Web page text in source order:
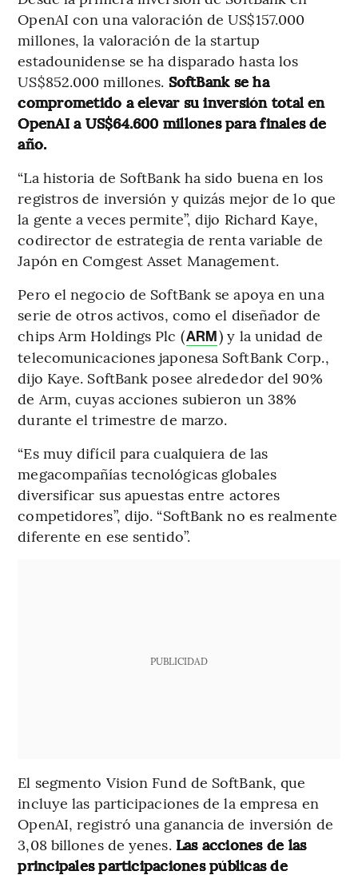
OpenAI con una valoración de US$157.000
millones, la valoración de la startup
estadounidense se ha disparado hasta los
US$852.000 millones. SoftBank se ha
comprometido a elevar su inversión total en
OpenAI a US$64.600 millones para finales de
año.
“La historia de SoftBank ha sido buena en los
registros de inversión y quizás mejor de lo que
la gente a veces permite”, dijo Richard Kaye,
codirector de estrategia de renta variable de
Japón en Comgest Asset Management.
Pero el negocio de SoftBank se apoya en una
serie de otros activos, como el diseñador de
chips Arm Holdings Plc (ARM) y la unidad de
telecomunicaciones japonesa SoftBank Corp.,
dijo Kaye. SoftBank posee alrededor del 90%
de Arm, cuyas acciones subieron un 38%
durante el trimestre de marzo.
“Es muy difícil para cualquiera de las
megacompañías tecnológicas globales
diversificar sus apuestas entre actores
competidores”, dijo. “SoftBank no es realmente
diferente en ese sentido”.
PUBLICIDAD
El segmento Vision Fund de SoftBank, que
incluye las participaciones de la empresa en
OpenAI, registró una ganancia de inversión de
3,08 billones de yenes. Las acciones de las
principales participaciones públicas de